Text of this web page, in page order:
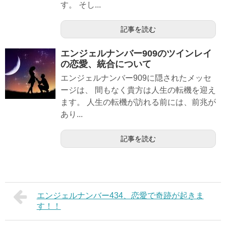
す。 そし...
記事を読む
エンジェルナンバー909のツインレイ
の恋愛、統合について
エンジェルナンバー909に隠されたメッセ
ージは、 間もなく貴方は人生の転機を迎え
ます。 人生の転機が訪れる前には、前兆が
あり...
記事を読む
エンジェルナンバー434、恋愛で奇跡が起きま
す！！